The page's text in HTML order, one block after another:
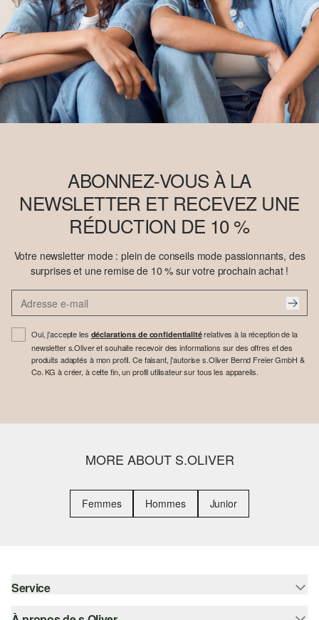
ABONNEZ-VOUS À LA
NEWSLETTER ET RECEVEZ UNE
RÉDUCTION DE 10 %
Votre newsletter mode : plein de conseils mode passionnants, des
surprises et une remise de 10 % sur votre prochain achat !
Oui, j'accepte les déclarations de confidentialitérelatives à la réception de la
newsletter s.Oliver et souhaite recevoir des informations sur des offres et des
produits adaptés à mon profil. Ce faisant, j'autorise s.Oliver Bernd Freier GmbH &
Co. KG à créer, à cette fin, un profil utilisateur sur tous les appareils.
MORE ABOUT S.OLIVER
Femmes Hommes Junior
Service